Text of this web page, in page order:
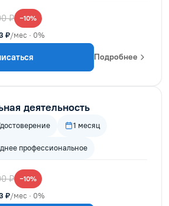
₽ −10%
₽/мес · 0%
Подробнее
деятельность
1 месяц
профессиональное
₽ −10%
₽/мес · 0%